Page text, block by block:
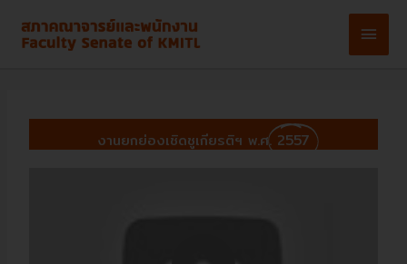
content
Main
งานยกย่องเชิดชูเกียรติฯ พ.ศ. 2557